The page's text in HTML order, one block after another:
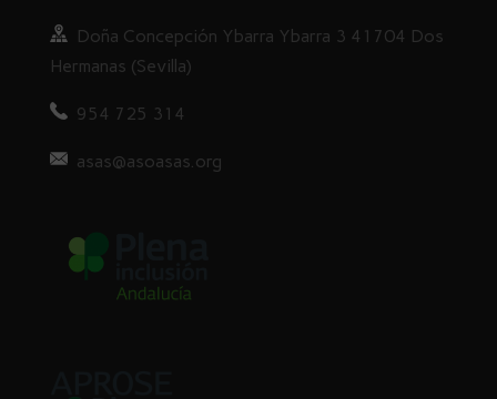
Doña Concepción Ybarra Ybarra 3 41704 Dos
Hermanas (Sevilla)
954 725 314
asas@asoasas.org